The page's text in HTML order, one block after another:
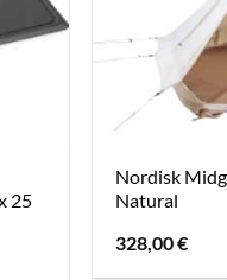
25
Nordisk
Natural
328,00€